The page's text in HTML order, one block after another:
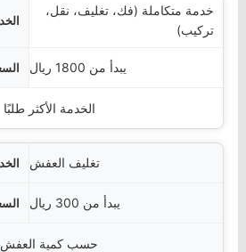
خدمة متكاملة (فك، تغليف، نقل،
تركيب)
يبدأ من 1800 ريال
الخدمة الأكثر طلبًا
تغليف العفش
يبدأ من 300 ريال
حسب كمية العفش